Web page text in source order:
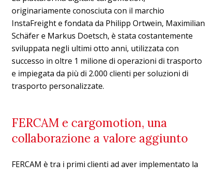
originariamente conosciuta con il marchio
InstaFreight e fondata da Philipp Ortwein, Maximilian
Schäfer e Markus Doetsch, è stata costantemente
sviluppata negli ultimi otto anni, utilizzata con
successo in oltre 1 milione di operazioni di trasporto
e impiegata da più di 2.000 clienti per soluzioni di
trasporto personalizzate.
FERCAM e cargomotion, una
collaborazione a valore aggiunto
FERCAM è tra i primi clienti ad aver implementato la